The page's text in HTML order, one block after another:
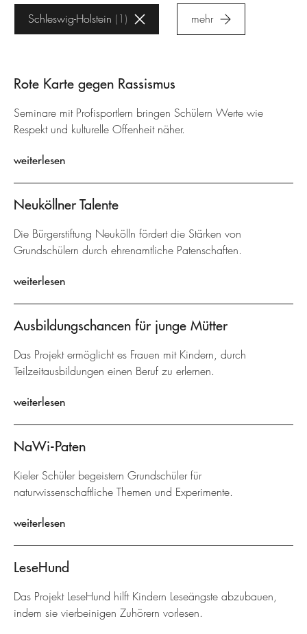
Schleswig-Holstein 1 mehr
Rote Karte gegen Rassismus
Seminare mit Profisportlern bringen Schülern Werte wie
Respekt und kulturelle Offenheit näher.
weiterlesen
Neuköllner Talente
Die Bürgerstiftung Neukölln fördert die Stärken von
Grundschülern durch ehrenamtliche Patenschaften.
weiterlesen
Ausbildungschancen für junge Mütter
Das Projekt ermöglicht es Frauen mit Kindern, durch
Teilzeitausbildungen einen Beruf zu erlernen.
weiterlesen
NaWi-Paten
Kieler Schüler begeistern Grundschüler für
naturwissenschaftliche Themen und Experimente.
weiterlesen
LeseHund
Das Projekt LeseHund hilft Kindern Leseängste abzubauen,
indem sie vierbeinigen Zuhörern vorlesen.